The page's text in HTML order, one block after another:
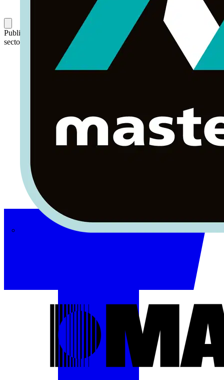
Publicado: 18 de agosto de 2016
Categoría: ¿De qué se habla en el
sector?